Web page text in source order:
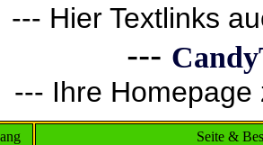
--- Hier Textlinks
---
--- Ihre
Seite &